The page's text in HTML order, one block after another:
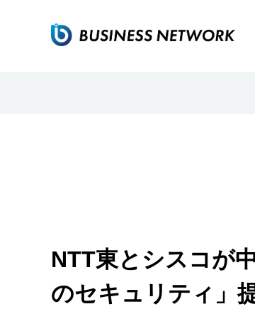
NTT東とシスコが
のセキュリティ」